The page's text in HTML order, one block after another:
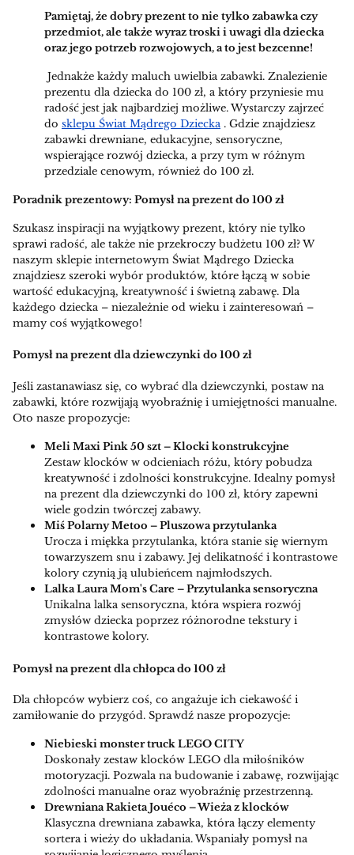
Pamiętaj, że dobry prezent to nie tylko zabawka czy
przedmiot, ale także wyraz troski i uwagi dla dziecka
oraz jego potrzeb rozwojowych, a to jest bezcenne!
Jednakże każdy maluch uwielbia zabawki. Znalezienie
prezentu dla dziecka do 100 zł, a który przyniesie mu
radość jest jak najbardziej możliwe. Wystarczy zajrzeć
do sklepu Świat Mądrego Dziecka . Gdzie znajdziesz
zabawki drewniane, edukacyjne, sensoryczne,
wspierające rozwój dziecka, a przy tym w różnym
przedziale cenowym, również do 100 zł.
Poradnik prezentowy: Pomysł na prezent do 100 zł
Szukasz inspiracji na wyjątkowy prezent, który nie tylko
sprawi radość, ale także nie przekroczy budżetu 100 zł? W
naszym sklepie internetowym Świat Mądrego Dziecka
znajdziesz szeroki wybór produktów, które łączą w sobie
wartość edukacyjną, kreatywność i świetną zabawę. Dla
każdego dziecka – niezależnie od wieku i zainteresowań –
mamy coś wyjątkowego!
Pomysł na prezent dla dziewczynki do 100 zł
Jeśli zastanawiasz się, co wybrać dla dziewczynki, postaw na
zabawki, które rozwijają wyobraźnię i umiejętności manualne.
Oto nasze propozycje:
Meli Maxi Pink 50 szt – Klocki konstrukcyjne
Zestaw klocków w odcieniach różu, który pobudza
kreatywność i zdolności konstrukcyjne. Idealny pomysł
na prezent dla dziewczynki do 100 zł, który zapewni
wiele godzin twórczej zabawy.
Miś Polarny Metoo – Pluszowa przytulanka
Urocza i miękka przytulanka, która stanie się wiernym
towarzyszem snu i zabawy. Jej delikatność i kontrastowe
kolory czynią ją ulubieńcem najmłodszych.
Lalka Laura Mom's Care – Przytulanka sensoryczna
Unikalna lalka sensoryczna, która wspiera rozwój
zmysłów dziecka poprzez różnorodne tekstury i
kontrastowe kolory.
Pomysł na prezent dla chłopca do 100 zł
Dla chłopców wybierz coś, co angażuje ich ciekawość i
zamiłowanie do przygód. Sprawdź nasze propozycje:
Niebieski monster truck LEGO CITY
Doskonały zestaw klocków LEGO dla miłośników
motoryzacji. Pozwala na budowanie i zabawę, rozwijając
zdolności manualne oraz wyobraźnię przestrzenną.
Drewniana Rakieta Jouéco – Wieża z klocków
Klasyczna drewniana zabawka, która łączy elementy
sortera i wieży do układania. Wspaniały pomysł na